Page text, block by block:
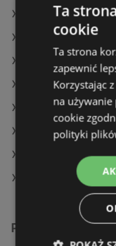
Oferty Dino
Oferty Makro
Aktualne gazetki
Aktualne gazetki
Aktualne gazetki
Aktualne gazetki
Aktualne gazetki
Sklepy Żabka w
Podobne sklepy
Ta
cookie
Ta strona
zapewnić
Korzystając
na używanie
cookie
polityki